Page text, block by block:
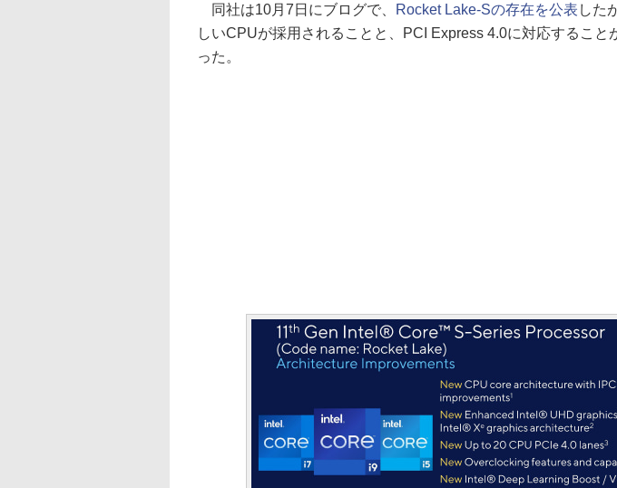
同社は10月7日にブログで、 Rocket Lake-Sの存在を公表 した
しいCPUが採用されることと、PCI Express 4.0に対応すること
った。